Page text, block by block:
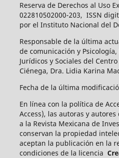
Reserva de Derechos al Uso
022810502000-203, ISSN
por el Instituto Nacional del
Responsable de la última
de comunicación y
Jurídicos y Sociales del
Ciénega, Dra. Lidia Karina
Fecha de la última
En línea con la política de
Access), las autoras y
a la Revista Mexicana de
conservan la propiedad
aceptan la publicación en la
condiciones de la licencia